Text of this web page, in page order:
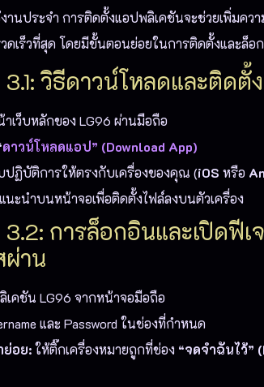
นประจำ การติดตั้งแอปพลิเคชันจะช่วยเพิ่มควา
ดเร็วที่สุด โดยมีขั้นตอนย่อยในการติดตั้งและล็อ
วิธีดาวน์โหลดและติดตั้
าเว็บหลักของ LG96 ผ่านมือถือ
ดาวน์โหลดแอป” (Download App)
ปฏิบัติการให้ตรงกับเครื่องของคุณ (iOS หรือ
นะนำบนหน้าจอเพื่อติดตั้งไฟล์ลงบนตัวเครื่อง
การล็อกอินและเปิดฟีเ
ผ่าน
เคชัน LG96 จากหน้าจอมือถือ
และ Password ในช่องที่กำหนด
ย่อย:ให้ติ๊กเครื่องหมายถูกที่ช่อง “จดจำฉันไว้”